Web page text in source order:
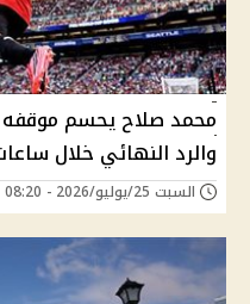
محمد صلاح يحسم
والرد النهائي خلال
السبت 25/يوليو/2026 - 08:20 م